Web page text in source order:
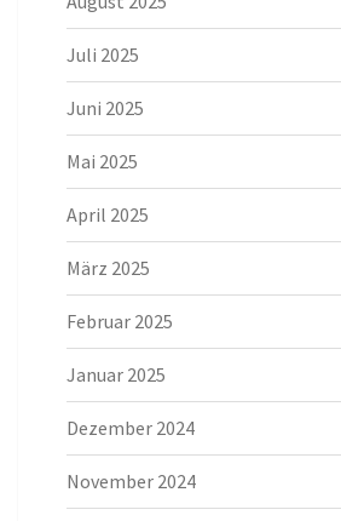
Juli 2025
Juni 2025
Mai 2025
April 2025
März 2025
Februar 2025
Januar 2025
Dezember 2024
November 2024